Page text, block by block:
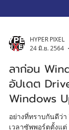
24 มิ.ย. 2564
ลาก่อน
อัปเดต
Windows